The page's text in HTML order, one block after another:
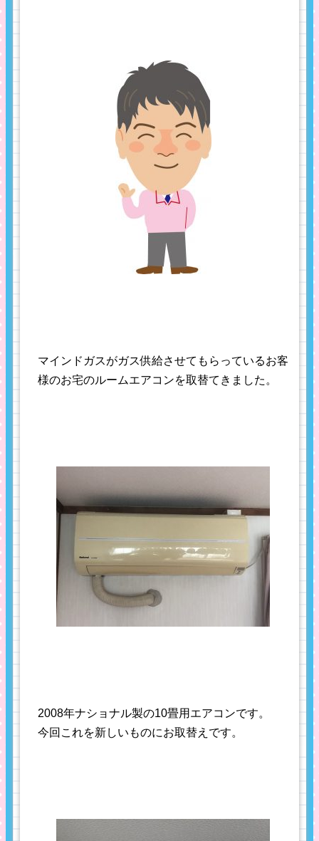
マインドガスがガス供給させてもらっているお客
様のお宅のルームエアコンを取替てきました。
2008年ナショナル製の10畳用エアコンです。
今回これを新しいものにお取替えです。